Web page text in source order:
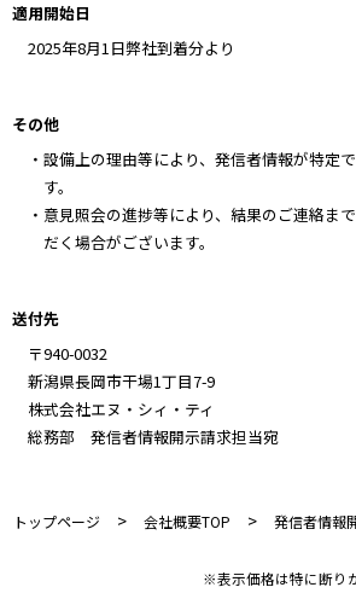
適用開始日
2025年8月1日弊社到着分より
その他
・設備上の理由等により、発信者情報が特定
す。
・意見照会の進捗等により、結果のご連絡ま
だく場合がございます。
送付先
〒940-0032
新潟県長岡市干場1丁目7-9
株式会社エヌ・シィ・ティ
総務部 発信者情報開示請求担当宛
トップページ >会社概要TOP >発信者情報
※表示価格は特に断り